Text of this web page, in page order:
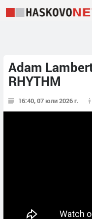
Adam
RHYTHM
16:40, 07 юли 2026 г.